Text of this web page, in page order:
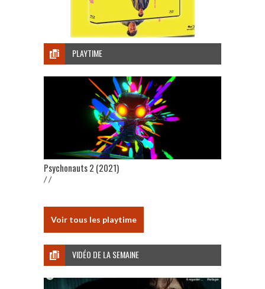
PLAYTIME
Psychonauts 2 (2021)
/ /
Voir tous les playtime
VIDÉO DE LA SEMAINE